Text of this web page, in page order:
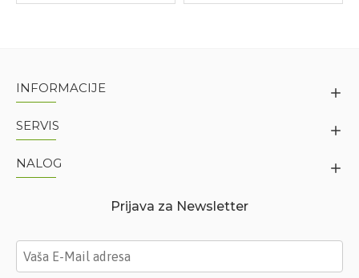
INFORMACIJE
SERVIS
NALOG
Prijava za Newsletter